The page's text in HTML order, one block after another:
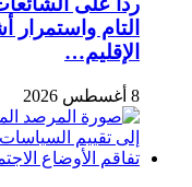
التام
الإقليم…
8 أغسطس 2026